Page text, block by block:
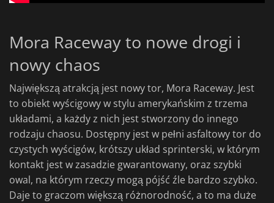
Mora Raceway to nowe drogi i
nowy chaos
Największą atrakcją jest nowy tor, Mora Raceway. Jest
to obiekt wyścigowy w stylu amerykańskim z trzema
układami, a każdy z nich jest stworzony do innego
rodzaju chaosu. Dostępny jest w pełni asfaltowy tor do
czystych wyścigów, krótszy układ sprinterski, w którym
kontakt jest w zasadzie gwarantowany, oraz szybki
owal, na którym rzeczy mogą pójść źle bardzo szybko.
Daje to graczom większą różnorodność, a to ma duże